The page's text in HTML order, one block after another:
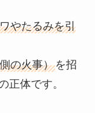
やたるみを引
の火事）を招
正体です。